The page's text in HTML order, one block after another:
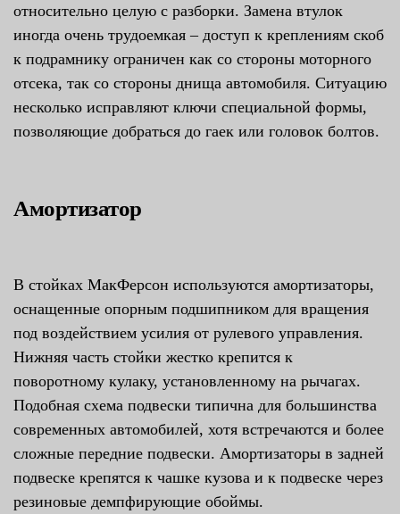
относительно целую с разборки. Замена втулок
иногда очень трудоемкая – доступ к креплениям скоб
к подрамнику ограничен как со стороны моторного
отсека, так со стороны днища автомобиля. Ситуацию
несколько исправляют ключи специальной формы,
позволяющие добраться до гаек или головок болтов.
Амортизатор
В стойках МакФерсон используются амортизаторы,
оснащенные опорным подшипником для вращения
под воздействием усилия от рулевого управления.
Нижняя часть стойки жестко крепится к
поворотному кулаку, установленному на рычагах.
Подобная схема подвески типична для большинства
современных автомобилей, хотя встречаются и более
сложные передние подвески. Амортизаторы в задней
подвеске крепятся к чашке кузова и к подвеске через
резиновые демпфирующие обоймы.